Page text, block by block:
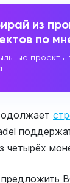
из
по
четырёх